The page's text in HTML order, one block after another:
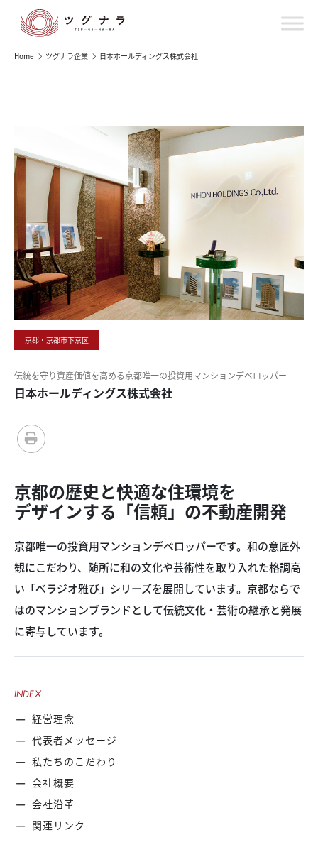
Home ツグナラ企業 日本ホールディングス株式会社
京都・京都市下京区
伝統を守り資産価値を高める京都唯一の投資用マンションデベロッパー
日本ホールディングス株式会社
京都の歴史と快適な住環境を
デザインする 「信頼」の不動産開発
京都唯一の投資用マンションデベロッパーです。和の意匠外
観にこだわり、随所に和の文化や芸術性を取り入れた格調高
い「べラジオ雅び」シリーズを展開しています。京都ならで
はのマンションブランドとして伝統文化・芸術の継承と発展
に寄与しています。
INDEX
経営理念
代表者メッセージ
私たちのこだわり
会社概要
会社沿革
関連リンク